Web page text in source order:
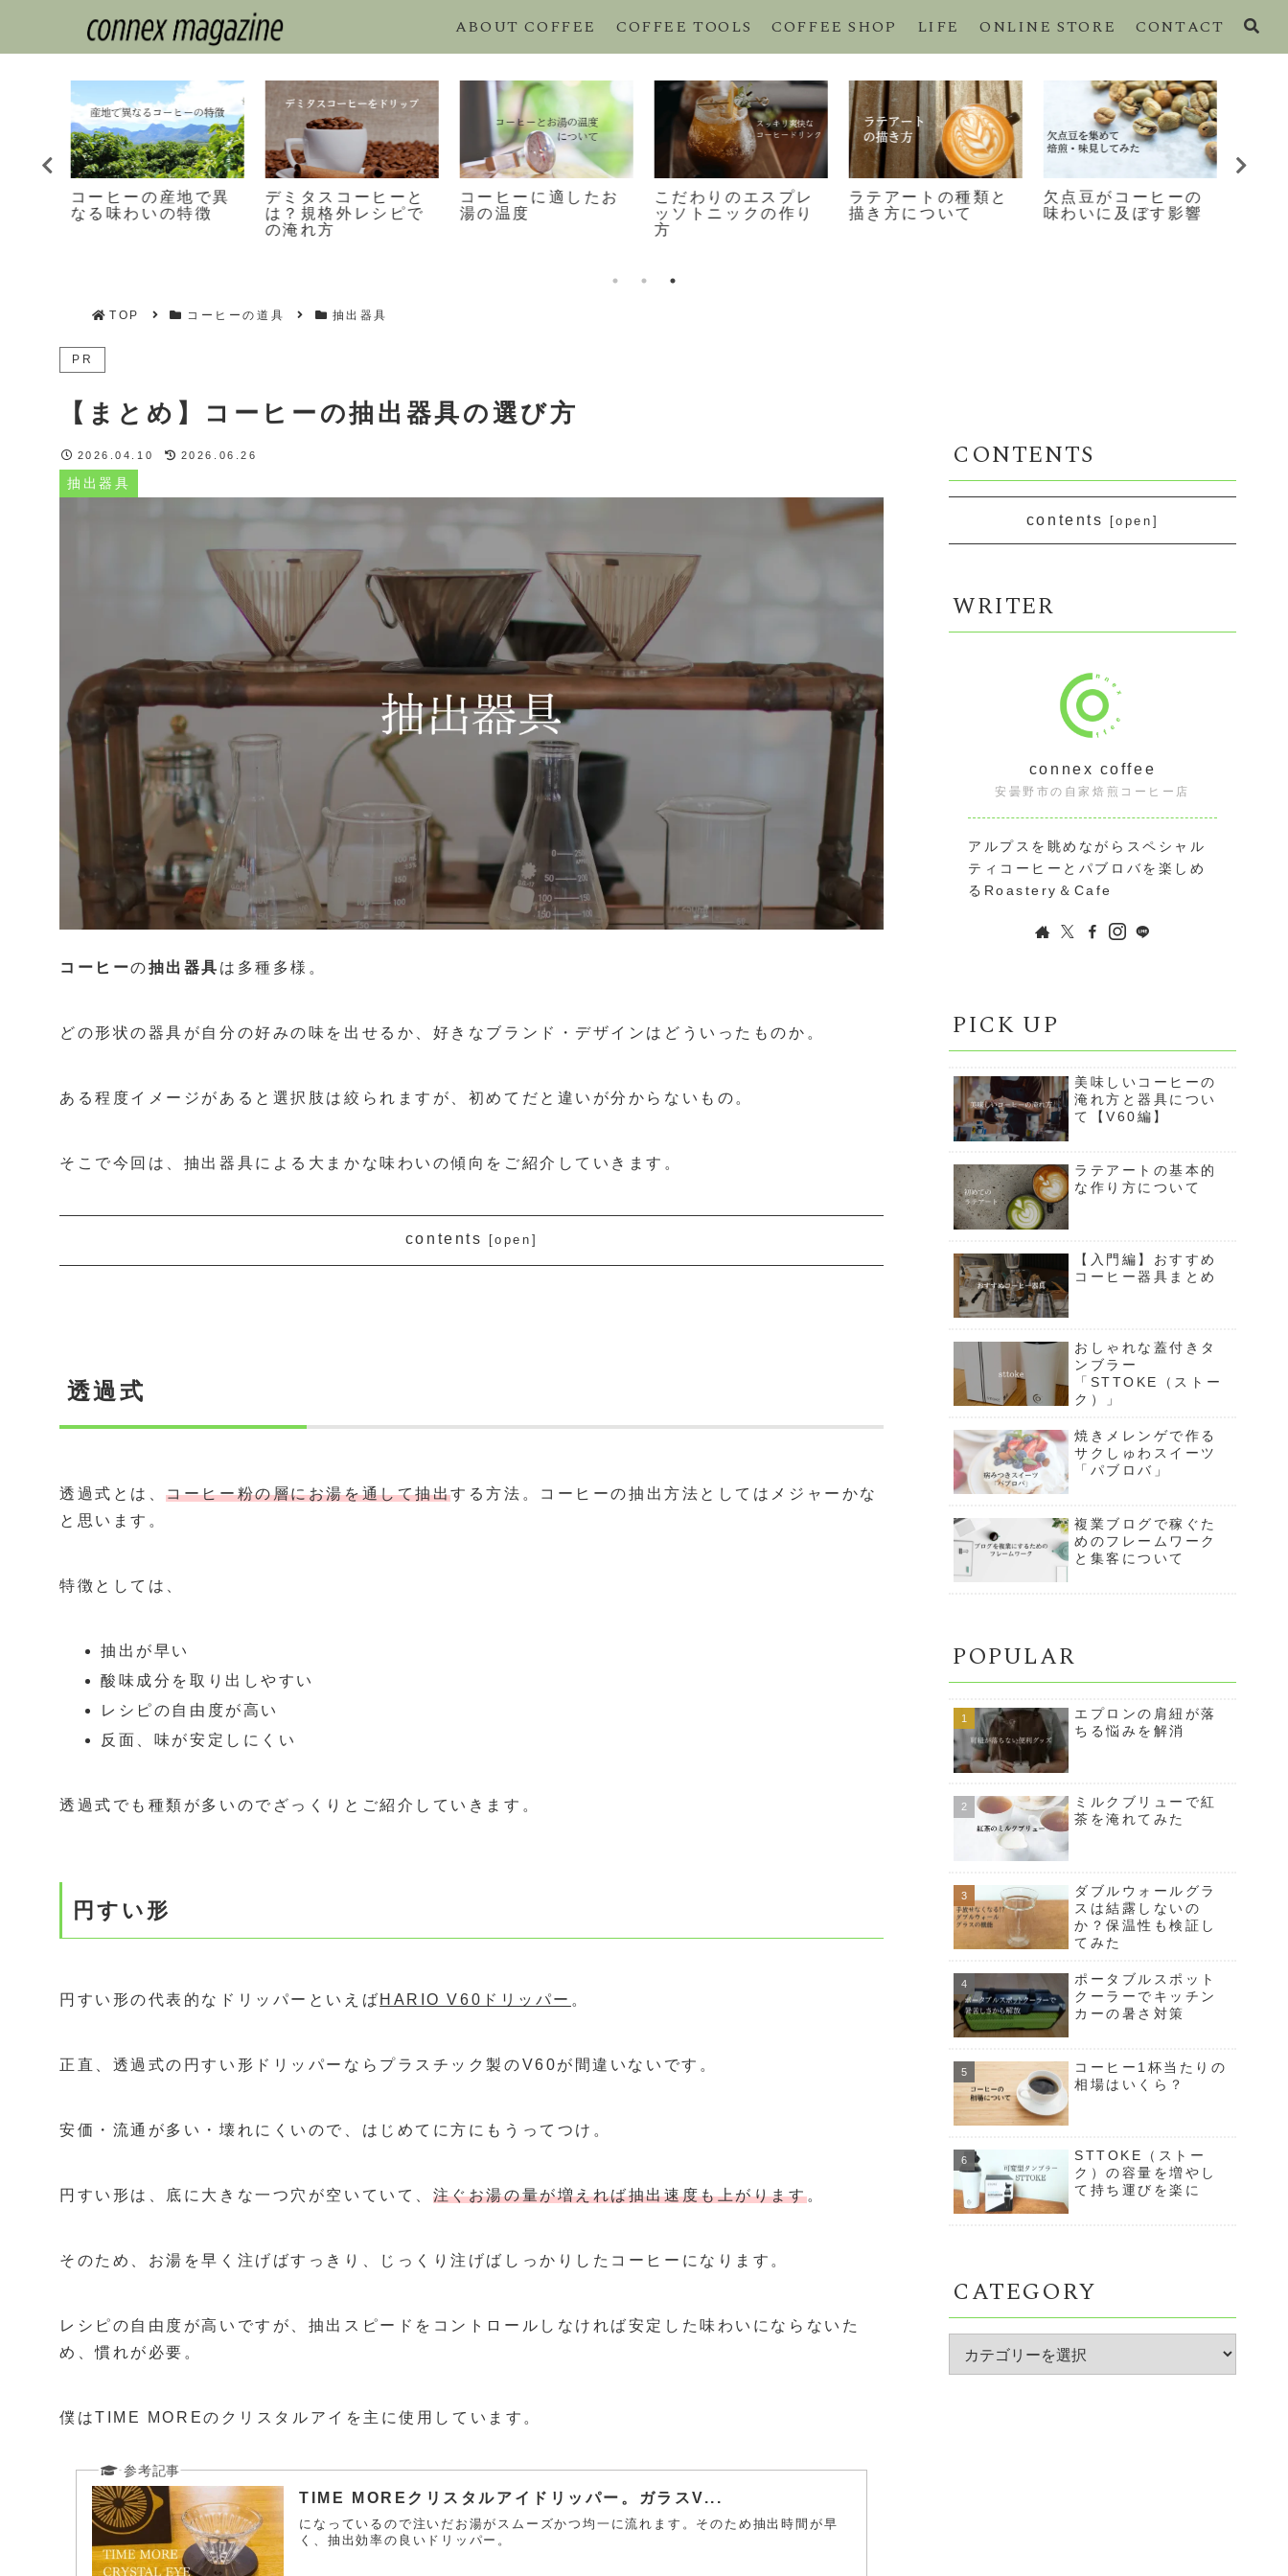
ABOUT COFFEE COFFEE TOOLS COFFEE SHOP LIFE ONLINE STORE CONTACT
コーヒーの産地で異
なる味わいの特徴
デミタスコーヒーと
は？規格外レシピで
の淹れ方
コーヒーに適したお
湯の温度
こだわりのエスプレ
ッソトニックの作り
方
ラテアートの種類と
描き方について
欠点豆がコーヒーの
味わいに及ぼす影響
TOP コーヒーの道具 抽出器具
PR
【まとめ】コーヒーの抽出器具の選び方
抽出器具
2026.04.10 2026.06.26
コーヒーの抽出器具 は多種多様。
どの形状の器具が自分の好みの味を出せるか、好きなブランド・デザインはどういったものか。
ある程度イメージがあると選択肢は絞られますが、初めてだと違いが分からないもの。
そこで今回は、抽出器具による大まかな味わいの傾向をご紹介していきます。
contents
透過式
透過式とは、コーヒー粉の層にお湯を通して抽出する方法。コーヒーの抽出方法としてはメジャーかな
と思います。
特徴としては、
抽出が早い
酸味成分を取り出しやすい
レシピの自由度が高い
反面、味が安定しにくい
透過式でも種類が多いのでざっくりとご紹介していきます。
円すい形
円すい形の代表的なドリッパーといえば HARIO V60ドリッパー 。
正直、透過式の円すい形ドリッパーならプラスチック製のV60が間違いないです。
安価・流通が多い・壊れにくいので、はじめてに方にもうってつけ。
円すい形は、底に大きな一つ穴が空いていて、 注ぐお湯の量が増えれば抽出速度も上がります。
そのため、お湯を早く注げばすっきり、じっくり注げばしっかりしたコーヒーになります。
レシピの自由度が高いですが、抽出スピードをコントロールしなければ安定した味わいにならないた
め、慣れが必要。
僕はTIME MOREのクリスタルアイを主に使用しています。
TIME MOREクリスタルアイドリッパー。ガラスV...
になっているので注いだお湯がスムーズかつ均一に流れます。そのため抽出時間が早
く、抽出効率の良いドリッパー。
CONTENTS
contents
WRITER
connex coffee
安曇野市の自家焙煎コーヒー店
アルプスを眺めながらスペシャル
ティコーヒーとパブロバを楽しめ
るRoastery＆Cafe
PICK UP
美味しいコーヒーの
淹れ方と器具につい
て【V60編】
ラテアートの基本的
な作り方について
【入門編】おすすめ
コーヒー器具まとめ
おしゃれな蓋付きタ
ンブラー
「STTOKE（ストー
ク）」
焼きメレンゲで作る
サクしゅわスイーツ
「パブロバ」
複業ブログで稼ぐた
めのフレームワーク
と集客について
POPULAR
エプロンの肩紐が落
ちる悩みを解消
ミルクブリューで紅
茶を淹れてみた
ダブルウォールグラ
スは結露しないの
か？保温性も検証し
てみた
ポータブルスポット
クーラーでキッチン
カーの暑さ対策
コーヒー1杯当たりの
相場はいくら？
STTOKE（ストー
ク）の容量を増やし
て持ち運びを楽に
CATEGORY